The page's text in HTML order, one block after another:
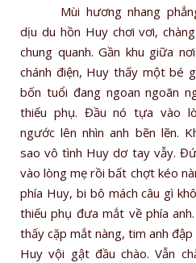
Mùi hương nhang
dịu du hồn Huy chơi vơi,
chung quanh. Gần khu giữa
chánh điện, Huy thấy một bé
bốn tuổi đang ngoan ngoãn
thiếu phụ. Đầu nó tựa vào
ngước lên nhìn anh bẽn lẽn.
sao vô tình Huy dơ tay vẫy.
vào lòng mẹ rồi bất chợt kéo
phía Huy, bi bô mách câu gì
thiếu phụ đưa mắt về phía
thấy cặp mắt nàng, tim anh
Huy vội gật đầu chào. Vẫn